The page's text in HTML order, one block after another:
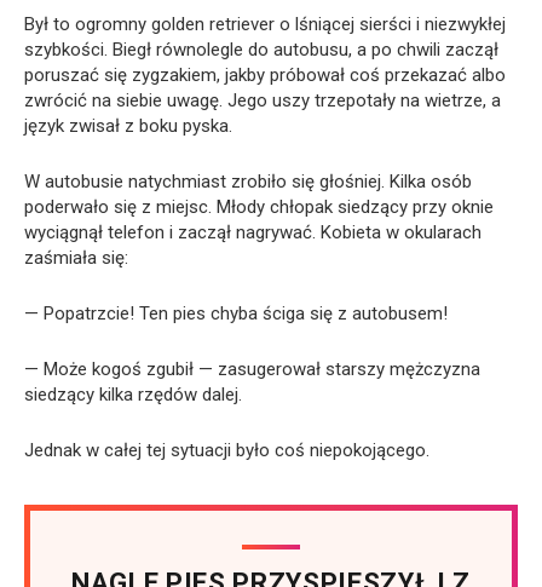
Był to ogromny golden retriever o lśniącej sierści i niezwykłej
szybkości. Biegł równolegle do autobusu, a po chwili zaczął
poruszać się zygzakiem, jakby próbował coś przekazać albo
zwrócić na siebie uwagę. Jego uszy trzepotały na wietrze, a
język zwisał z boku pyska.
W autobusie natychmiast zrobiło się głośniej. Kilka osób
poderwało się z miejsc. Młody chłopak siedzący przy oknie
wyciągnął telefon i zaczął nagrywać. Kobieta w okularach
zaśmiała się:
— Popatrzcie! Ten pies chyba ściga się z autobusem!
— Może kogoś zgubił — zasugerował starszy mężczyzna
siedzący kilka rzędów dalej.
Jednak w całej tej sytuacji było coś niepokojącego.